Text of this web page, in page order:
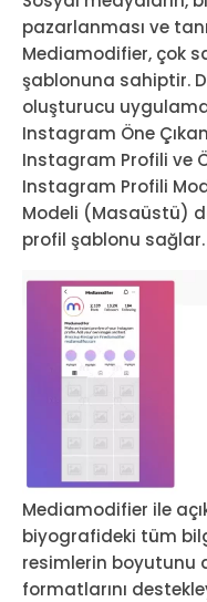
pazarlanması ve
Mediamodifier, çok
şablonuna sahiptir.
oluşturucu
Instagram Öne
Instagram Profili ve
Instagram Profili
Modeli (Masaüstü)
profil şablonu sağlar.
Mediamodifier ile
biyografideki tüm
resimlerin boyutunu
formatlarını